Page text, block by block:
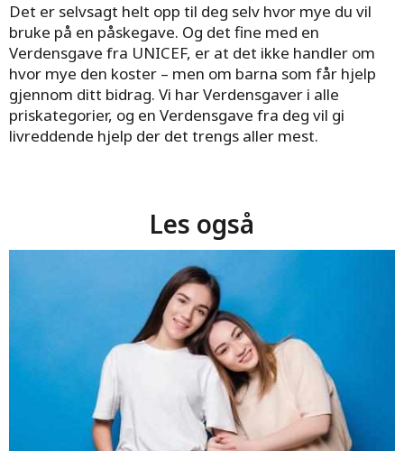
Det er selvsagt helt opp til deg selv hvor mye du vil
bruke på en påskegave. Og det fine med en
Verdensgave fra UNICEF, er at det ikke handler om
hvor mye den koster – men om barna som får hjelp
gjennom ditt bidrag. Vi har Verdensgaver i alle
priskategorier, og en Verdensgave fra deg vil gi
livreddende hjelp der det trengs aller mest.
Les også